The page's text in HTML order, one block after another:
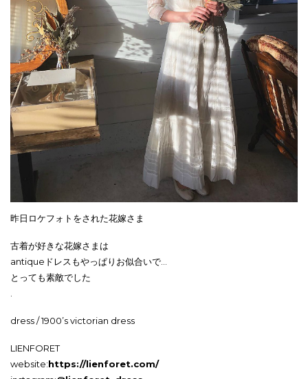
昨日ロケフォトをされた花嫁さま
古着が好きな花嫁さまは
antiqueドレスもやっぱりお似合いで…
とっても素敵でした
dress / 1900’s victorian dress
LIENFORET
website:https://lienforet.com/